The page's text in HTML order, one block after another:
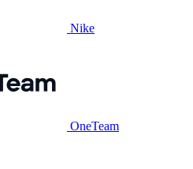
Nike
OneTeam